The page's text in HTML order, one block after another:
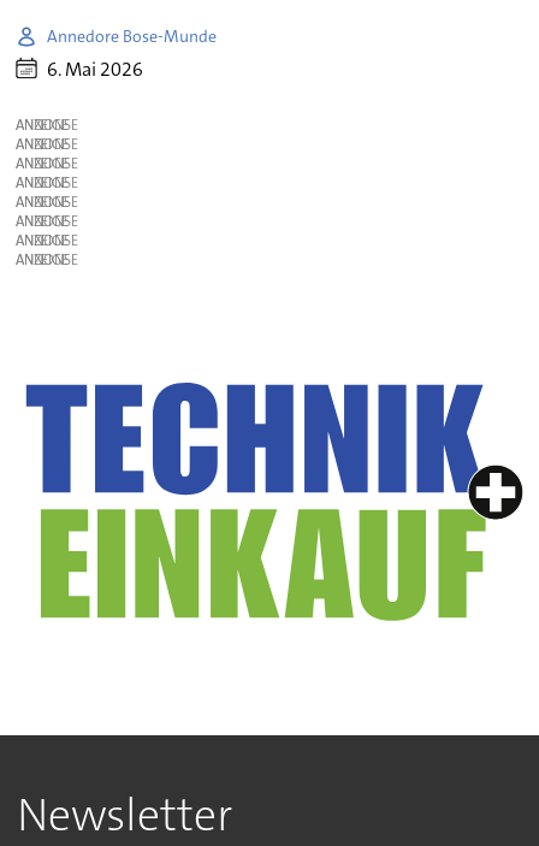
Annedore Bose-Munde
6. Mai 2026
ANZEIGE
ANZEIGE
ANZEIGE
ANZEIGE
ANZEIGE
ANZEIGE
ANZEIGE
ANZEIGE
Newsletter